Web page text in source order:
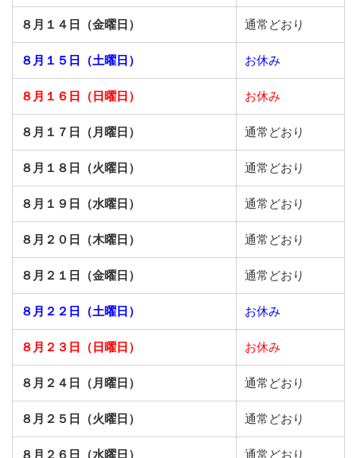
８月１４日（金曜日） 通常どおり
８月１５日（土曜日） お休み
８月１６日（日曜日） お休み
８月１７日（月曜日） 通常どおり
８月１８日（火曜日） 通常どおり
８月１９日（水曜日） 通常どおり
８月２０日（木曜日） 通常どおり
８月２１日（金曜日） 通常どおり
８月２２日（土曜日） お休み
８月２３日（日曜日） お休み
８月２４日（月曜日） 通常どおり
８月２５日（火曜日） 通常どおり
８月２６日（水曜日） 通常どおり